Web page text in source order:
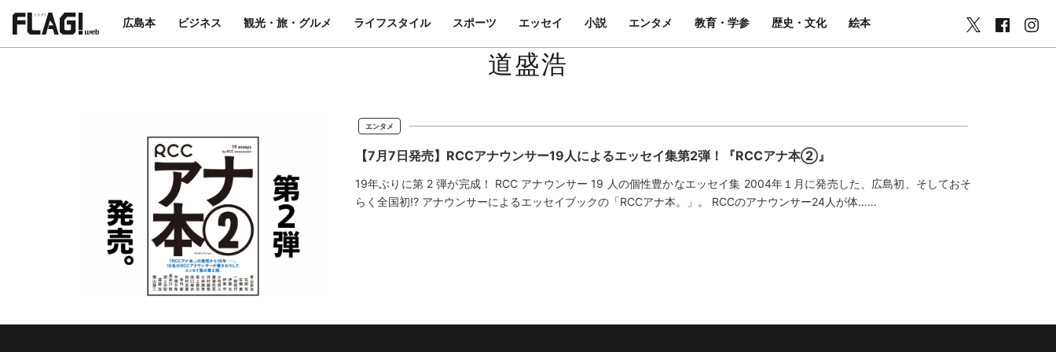
広島本 ビジネス 観光・旅・グルメ ライフスタイル スポーツ エッセイ 小説 エンタメ 教育・学参 歴史・文化 絵本
道盛浩
エンタメ
【7月7日発売】RCCアナウンサー19人によるエッセイ集第2弾！『RCCアナ本②』
19年ぶりに第 2 弾が完成！ RCC アナウンサー 19 人の個性豊かなエッセイ集 2004年１月に発売した、広島初、そしておそ
らく全国初!? アナウンサーによるエッセイブックの「RCCアナ本。」。 RCCのアナウンサー24人が体……